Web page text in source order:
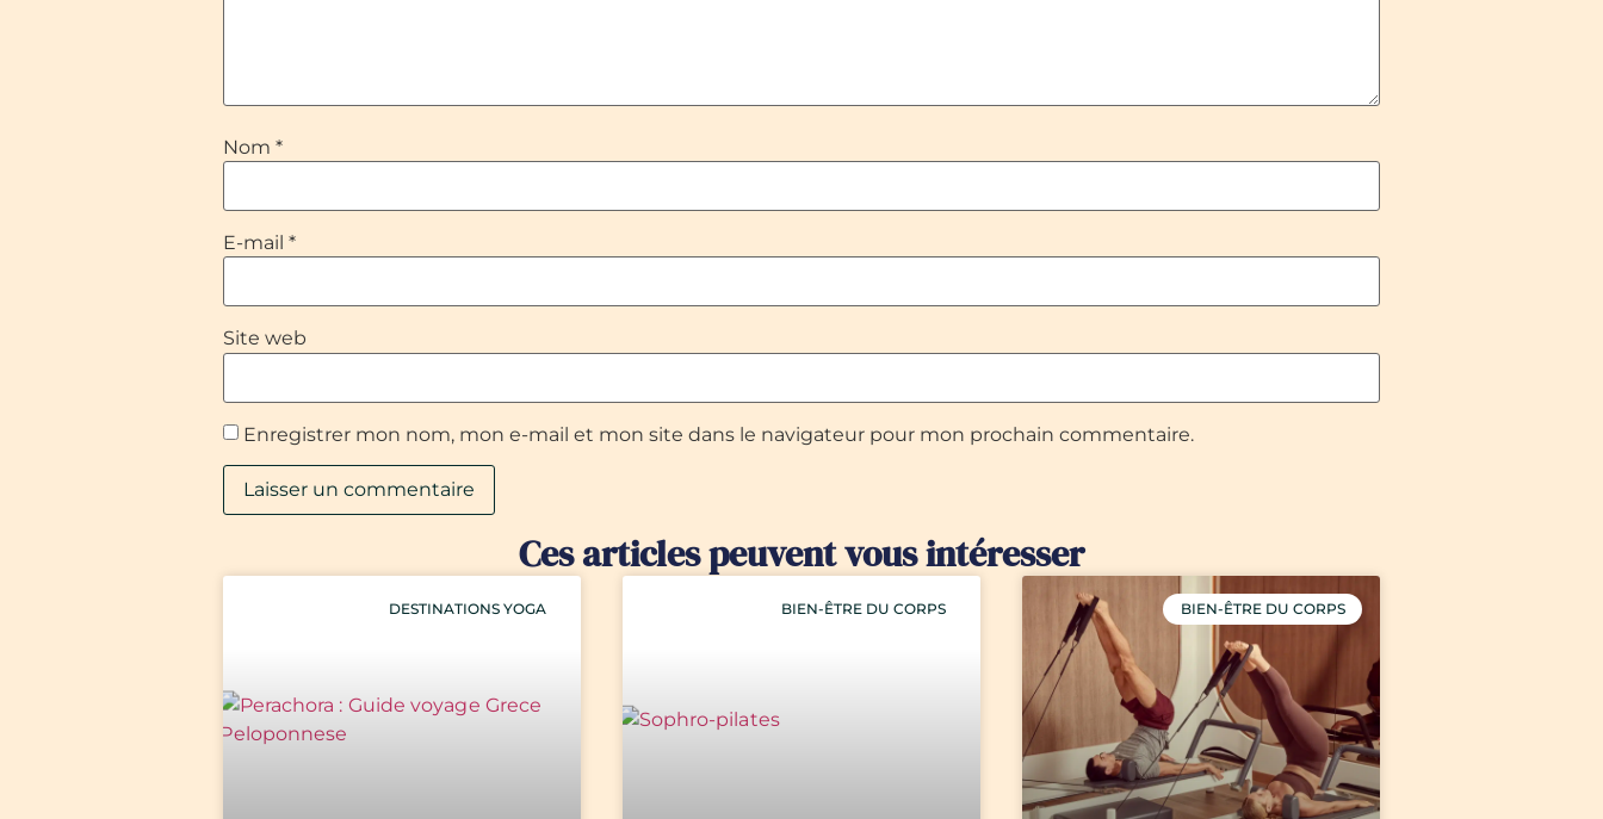
Nom *
E-mail *
Site web
Enregistrer mon nom, mon e-mail et mon site dans le navigateur pour mon prochain commentaire.
Ces articles peuvent vous intéresser
DESTINATIONS YOGA BIEN-ÊTRE DU CORPS BIEN-ÊTRE DU CORPS